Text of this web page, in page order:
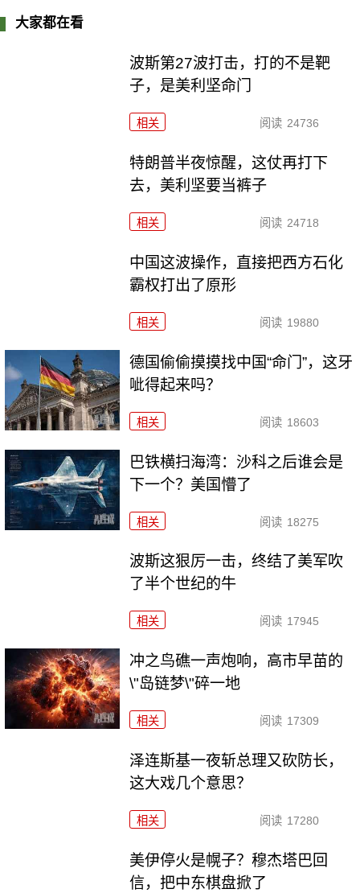
大家都在看
波斯第27波打击，打的不是靶
子，是美利坚命门
相关 阅读 24736
特朗普半夜惊醒，这仗再打下
去，美利坚要当裤子
相关 阅读 24718
中国这波操作，直接把西方石化
霸权打出了原形
相关 阅读 19880
德国偷偷摸摸找中国“命门”，这牙
呲得起来吗？
相关 阅读 18603
巴铁横扫海湾：沙科之后谁会是
下一个？美国懵了
相关 阅读 18275
波斯这狠厉一击，终结了美军吹
了半个世纪的牛
相关 阅读 17945
冲之鸟礁一声炮响，高市早苗的
\"岛链梦\"碎一地
相关 阅读 17309
泽连斯基一夜斩总理又砍防长，
这大戏几个意思？
相关 阅读 17280
美伊停火是幌子？穆杰塔巴回
信，把中东棋盘掀了